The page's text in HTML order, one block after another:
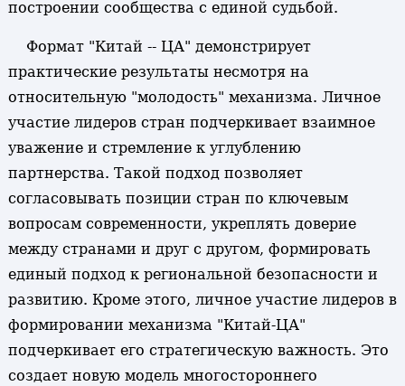
построении сообщества с единой судьбой.
Формат "Китай -- ЦА" демонстрирует
практические результаты несмотря на
относительную "молодость" механизма. Личное
участие лидеров стран подчеркивает взаимное
уважение и стремление к углублению
партнерства. Такой подход позволяет
согласовывать позиции стран по ключевым
вопросам современности, укреплять доверие
между странами и друг с другом, формировать
единый подход к региональной безопасности и
развитию. Кроме этого, личное участие лидеров в
формировании механизма "Китай-ЦА"
подчеркивает его стратегическую важность. Это
создает новую модель многостороннего